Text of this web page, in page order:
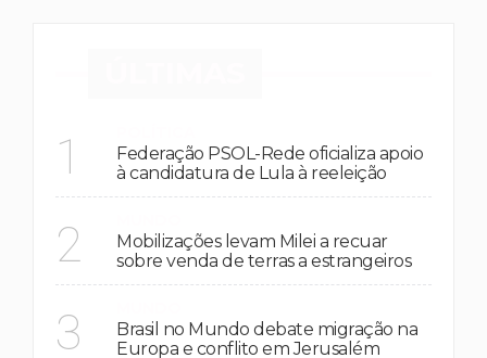
1
Federação PSOL-Rede oficializa apoio
à candidatura de Lula à reeleição
2
Mobilizações levam Milei a recuar
sobre venda de terras a estrangeiros
3
Brasil no Mundo debate migração na
Europa e conflito em Jerusalém